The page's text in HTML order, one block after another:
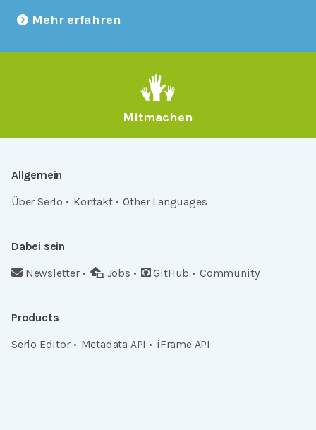
Mehr erfahren
Mitmachen
Allgemein
Über Serlo
Kontakt Other Languages
Dabei sein
Newsletter
Jobs GitHub Community
Products
Serlo Editor
Metadata API iFrame API